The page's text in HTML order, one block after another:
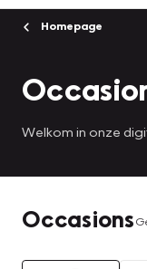
Homepage
Welkom in onze
Occasions